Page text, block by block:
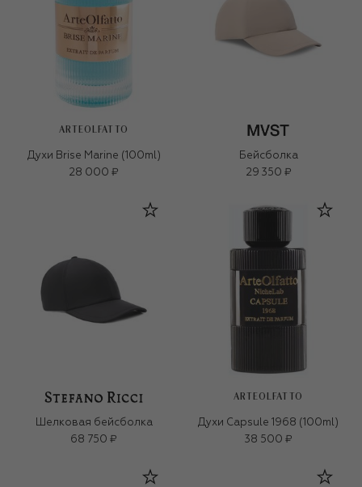
ARTEOLFATTO
Духи Brise Marine (100ml)
28 000 ₽
Бейсболка
29 350 ₽
Шелковая бейсболка
68 750 ₽
ARTEOLFATTO
Духи Capsule 1968 (100ml)
38 500 ₽